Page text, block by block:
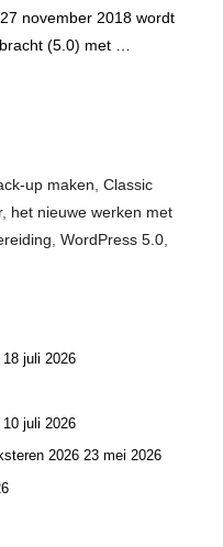
november 2018 wordt
(5.0) met …
up maken ,Classic
, het nieuwe werken met
WordPress 5.0
18 juli 2026
10 juli 2026
2026 23 mei 2026